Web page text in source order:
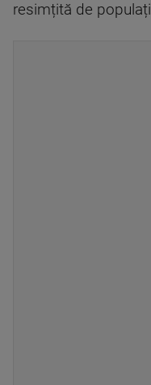
resimțită de